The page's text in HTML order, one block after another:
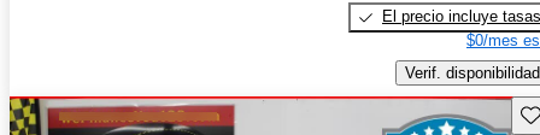
El precio incluye tasas
$0/mes
Verif. disponibilidad